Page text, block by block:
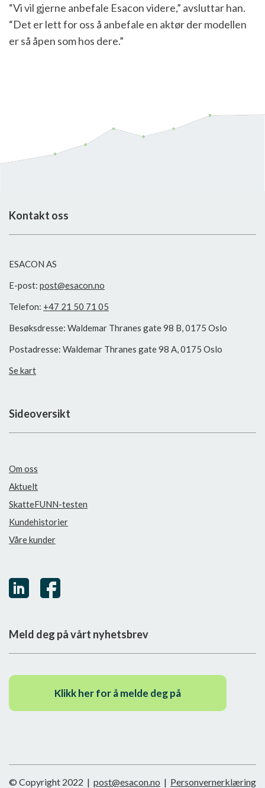
“Vi vil gjerne anbefale Esacon videre,” avsluttar han.
“Det er lett for oss å anbefale en aktør der modellen
er så åpen som hos dere.”
Kontakt oss
ESACON AS
E-post: post@esacon.no
Telefon: +47 21 50 71 05
Besøksdresse: Waldemar Thranes gate 98 B, 0175 Oslo
Postadresse: Waldemar Thranes gate 98 A, 0175 Oslo
Se kart
Sideoversikt
Om oss
Aktuelt
SkatteFUNN-testen
Kundehistorier
Våre kunder
Meld deg på vårt nyhetsbrev
Klikk her for å melde deg på
© Copyright 2022 | post@esacon.no | Personvernerklæring